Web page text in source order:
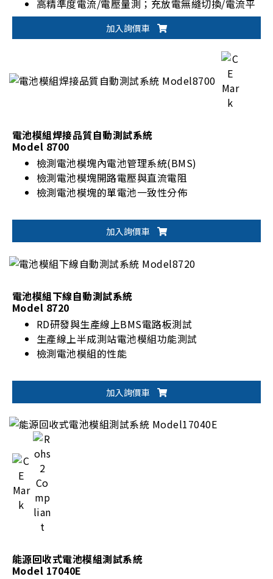
高精準度電流/電壓量測；充放電無縫切換/電流平
穩不中斷
適用電池模組/電池包設計驗證、生產測試與產品
加入詢價車
電池模組焊接品質自動測試系統
Model 8700
檢測電池模塊內電池管理系統(BMS)
檢測電池模塊開路電壓與直流電阻
檢測電池模塊的單電池一致性分佈
加入詢價車
電池模組下線自動測試系統
Model 8720
RD研發與生產線上BMS電路板測試
生產線上半成測站電池模組功能測試
檢測電池模組的性能
加入詢價車
能源回收式電池模組測試系統
Model 17040E